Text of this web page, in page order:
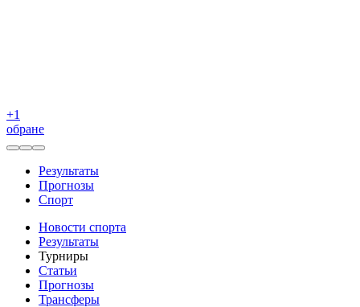
+1
обране
Результаты
Прогнозы
Спорт
Новости спорта
Результаты
Турниры
Статьи
Прогнозы
Трансферы